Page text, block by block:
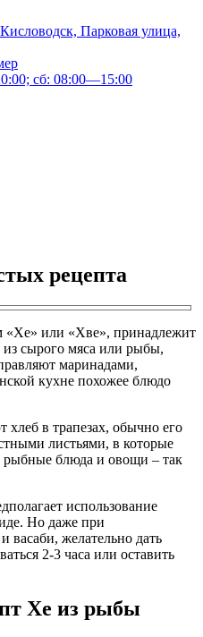
Парковая улица,
сб: 08:00—15:00
рецепта
или «Хве», принадлежит
из сырого мяса или рыбы,
маринадами,
кухне похожее блюдо
в трапезах, обычно его
листьями, в которые
рыбные блюда и овощи – так
использование
Но даже при
васаби, желательно дать
2-3 часа или оставить
Хе из рыбы